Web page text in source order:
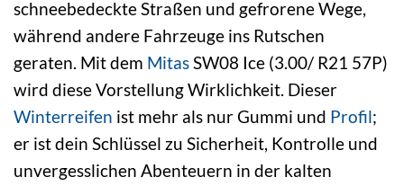
schneebedeckte Straßen und gefrorene Wege,
während andere Fahrzeuge ins Rutschen
geraten. Mit dem MitasSW08 Ice (3.00/ R21 57P)
wird diese Vorstellung Wirklichkeit. Dieser
Winterreifen ist mehr als nur Gummi und Profil;
er ist dein Schlüssel zu Sicherheit, Kontrolle und
unvergesslichen Abenteuern in der kalten